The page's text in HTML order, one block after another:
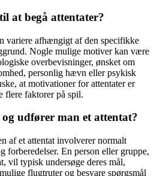
at begå attentater?
variere afhængigt af den specifikke
Nogle mulige motiver kan være
overbevisninger, ønsket om
personlig hævn eller psykisk
at motivationer for attentater er
flere faktorer på spil.
udfører man et attentat?
af et attentat involverer normalt
forberedelser. En person eller gruppe,
vil typisk undersøge deres mål,
flugtruter og besvare spørgsmål